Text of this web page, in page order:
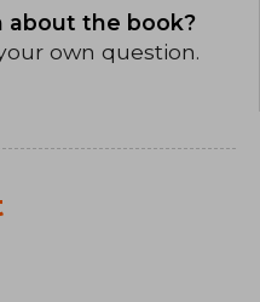
about the book?
own question.